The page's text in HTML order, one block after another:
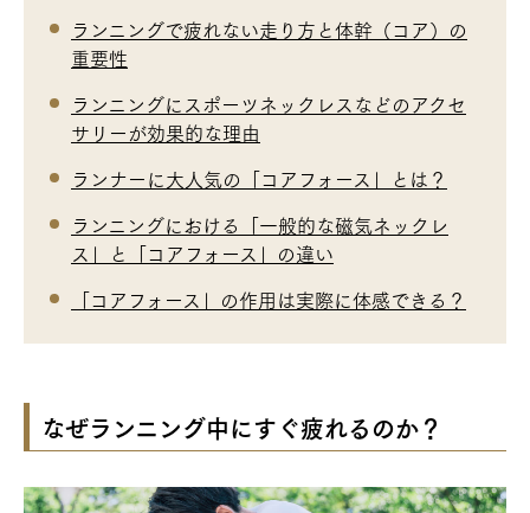
ランニングで疲れない走り方と体幹（コア）の
重要性
ランニングにスポーツネックレスなどのアクセ
サリーが効果的な理由
ランナーに大人気の「コアフォース」とは？
ランニングにおける「一般的な磁気ネックレ
ス」と「コアフォース」の違い
「コアフォース」の作用は実際に体感できる？
なぜランニング中にすぐ疲れるのか？